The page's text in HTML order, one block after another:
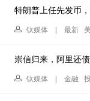
特朗普上任先发币
钛媒体 | 最新
崇信归来，阿里还债
钛媒体 | 金融